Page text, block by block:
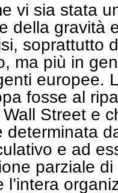
vi sia stata
della gravità
soprattutto
ma più in
europee.
fosse al
Street e
determinata
e ad
parziale
l’intera